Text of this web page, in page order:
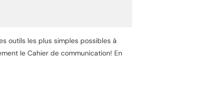
outils les plus simples possibles à
le Cahier de communication! En